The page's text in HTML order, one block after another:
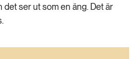
det ser ut som en äng. Det är